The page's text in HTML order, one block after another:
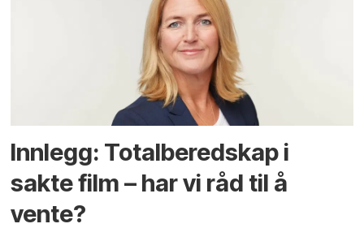
Innlegg: Totalberedskap i
sakte film – har vi råd til å
vente?